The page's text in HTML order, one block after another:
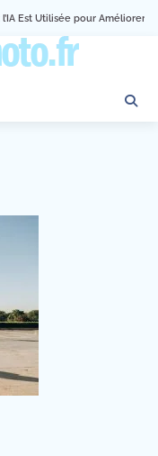
Est Utilisée pour Améliorer